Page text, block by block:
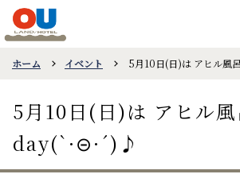
ホーム イベント 5月10日(日)は アヒル風
5月10日(日)は アヒル風
day(`·⊝·´)♪